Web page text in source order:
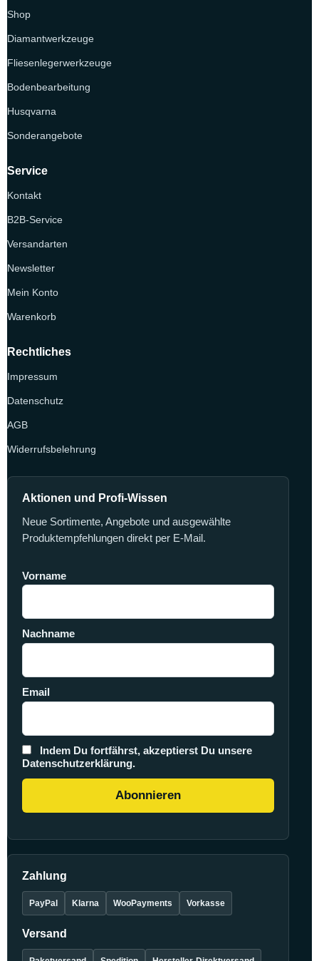
Shop
Diamantwerkzeuge
Fliesenlegerwerkzeuge
Bodenbearbeitung
Husqvarna
Sonderangebote
Service
Kontakt
B2B-Service
Versandarten
Newsletter
Mein Konto
Warenkorb
Rechtliches
Impressum
Datenschutz
AGB
Widerrufsbelehrung
Aktionen und Profi-Wissen
Neue Sortimente, Angebote und ausgewählte
Produktempfehlungen direkt per E-Mail.
Vorname
Nachname
Email
Indem Du fortfährst, akzeptierst Du unsere
Datenschutzerklärung.
Zahlung
PayPal Klarna WooPayments Vorkasse
Versand